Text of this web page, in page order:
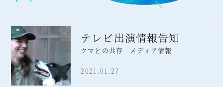
テレビ出演情報告知
クマとの共存 メディア情報
2021.01.27